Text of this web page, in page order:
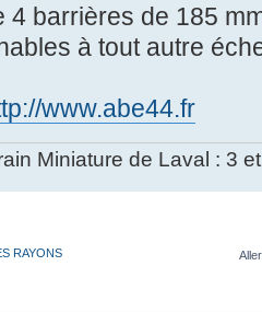
4 barrières de 185
à tout autre
www.abe44.fr
Miniature de Laval : 3
RAYONS